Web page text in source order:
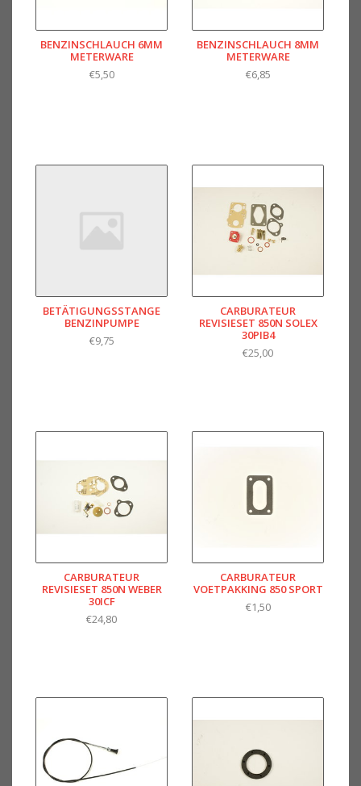
BENZINSCHLAUCH 6MM
METERWARE
€5,50
BENZINSCHLAUCH 8MM
METERWARE
€6,85
BETÄTIGUNGSSTANGE
BENZINPUMPE
€9,75
CARBURATEUR
REVISIESET 850N SOLEX
30PIB4
€25,00
CARBURATEUR
REVISIESET 850N WEBER
30ICF
€24,80
CARBURATEUR
VOETPAKKING 850 SPORT
€1,50